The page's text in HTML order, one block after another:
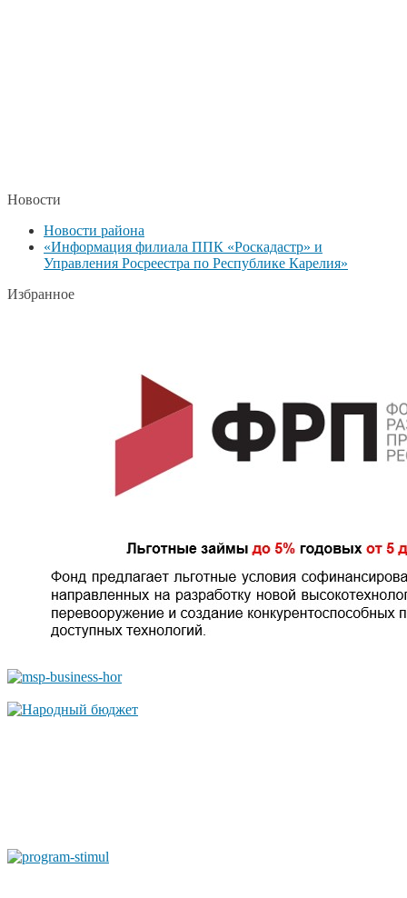
Новости
Новости района
«Информация филиала ППК «Роскадастр» и
Управления Росреестра по Республике Карелия»
Избранное